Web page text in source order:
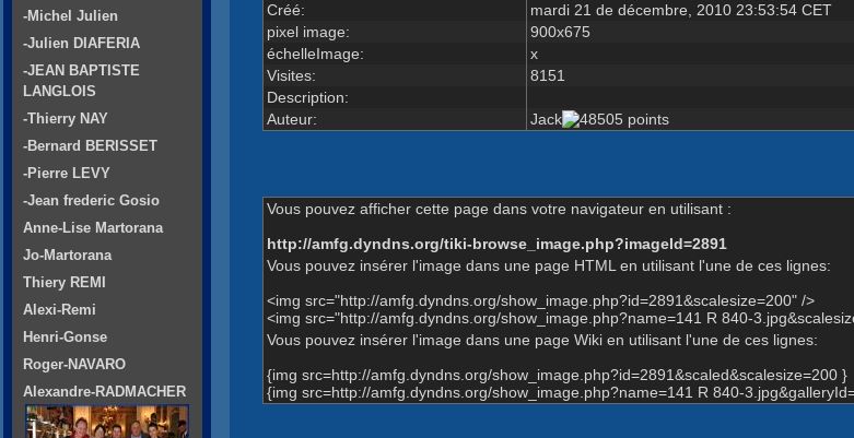
Créé:
mardi 21 de décembre, 2010 23:53:54 CET
pixel image:
900x675
échelleImage:
x
Visites:
8151
Description:
Auteur:
Jack
Vous pouvez afficher cette page dans votre navigateur en utilisant :
http://amfg.dyndns.org/tiki-browse_image.php?imageId=2891
Vous pouvez insérer l'image dans une page HTML en utilisant l'une de ces lignes:
<img src="http://amfg.dyndns.org/show_image.php?id=2891&scalesize=200" />
<img src="http://amfg.dyndns.org/show_image.php?name=141 R 840-
Vous pouvez insérer l'image dans une page Wiki en utilisant l'une de ces lignes:
{img src=http://amfg.dyndns.org/show_image.php?id=2891&scaled&scalesize=200 }
{img src=http://amfg.dyndns.org/show_image.php?name=141 R 840-
-Michel Julien
-Julien DIAFERIA
-JEAN BAPTISTE
LANGLOIS
-Thierry NAY
-Bernard BERISSET
-Pierre LEVY
-Jean frederic Gosio
Anne-Lise Martorana
Jo-Martorana
Thiery REMI
Alexi-Remi
Henri-Gonse
Roger-NAVARO
Alexandre-RADMACHER